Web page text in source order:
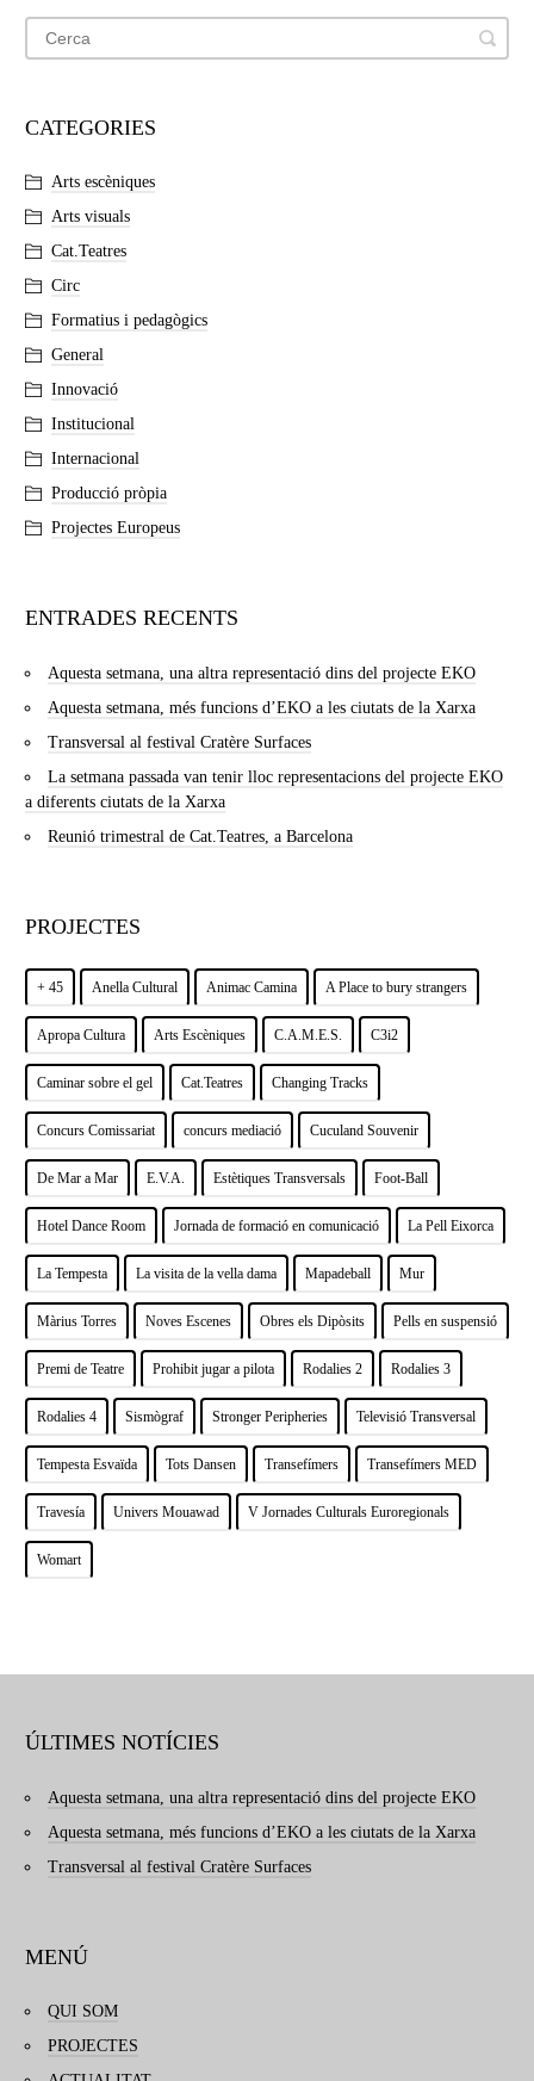
CATEGORIES
Arts escèniques
Arts visuals
Cat.Teatres
Circ
Formatius i pedagògics
General
Innovació
Institucional
Internacional
Producció pròpia
Projectes Europeus
ENTRADES RECENTS
Aquesta setmana, una altra representació dins del projecte EKO
Aquesta setmana, més funcions d’EKO a les ciutats de la Xarxa
Transversal al festival Cratère Surfaces
La setmana passada van tenir lloc representacions del projecte EKO
a diferents ciutats de la Xarxa
Reunió trimestral de Cat.Teatres, a Barcelona
PROJECTES
+ 45 Anella Cultural Animac Camina A Place to bury strangers
Apropa Cultura Arts Escèniques C.A.M.E.S. C3i2
Caminar sobre el gel Cat.Teatres Changing Tracks
Concurs Comissariat concurs mediació Cuculand Souvenir
De Mar a Mar E.V.A. Estètiques Transversals Foot-Ball
Hotel Dance Room Jornada de formació en comunicació La Pell Eixorca
La Tempesta La visita de la vella dama Mapadeball Mur
Màrius Torres Noves Escenes Obres els Dipòsits Pells en suspensió
Premi de Teatre Prohibit jugar a pilota Rodalies 2 Rodalies 3
Rodalies 4 Sismògraf Stronger Peripheries Televisió Transversal
Tempesta Esvaïda Tots Dansen Transefímers Transefímers MED
Travesía Univers Mouawad V Jornades Culturals Euroregionals
Womart
ÚLTIMES NOTÍCIES
Aquesta setmana, una altra representació dins del projecte EKO
Aquesta setmana, més funcions d’EKO a les ciutats de la Xarxa
Transversal al festival Cratère Surfaces
MENÚ
QUI SOM
PROJECTES